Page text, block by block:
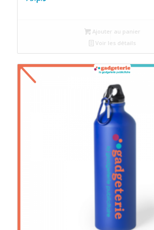
Ajouter au panier
Voir les détails